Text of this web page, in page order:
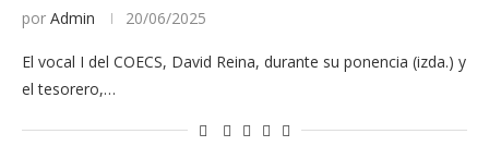
por Admin 20/06/2025
El vocal I del COECS, David Reina, durante su ponencia (izda.) y
el tesorero,…